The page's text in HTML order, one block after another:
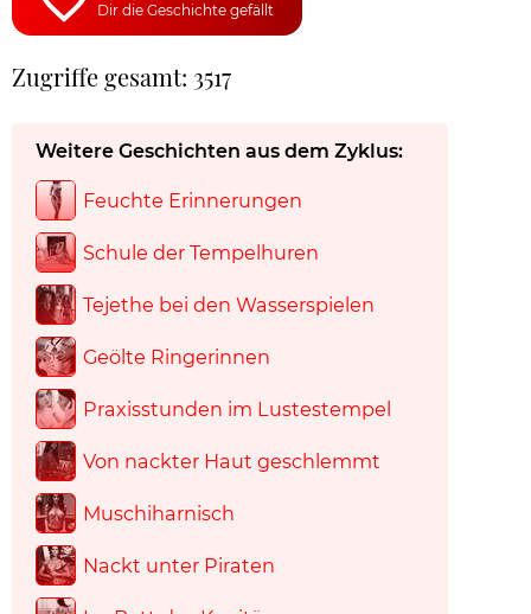
Dir die Geschichte gefällt
Zugriffe gesamt: 3517
Weitere Geschichten aus dem Zyklus:
Feuchte Erinnerungen
Schule der Tempelhuren
Tejethe bei den Wasserspielen
Geölte Ringerinnen
Praxisstunden im Lustestempel
Von nackter Haut geschlemmt
Muschiharnisch
Nackt unter Piraten